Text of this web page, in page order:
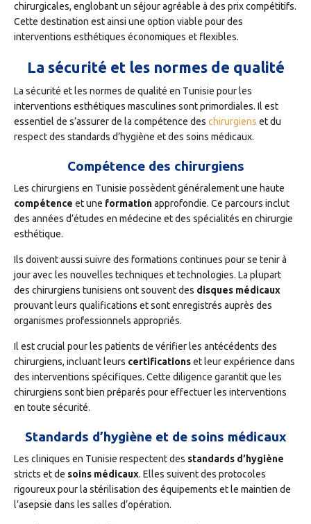
chirurgicales, englobant un séjour agréable à des prix compétitifs.
Cette destination est ainsi une option viable pour des
interventions esthétiques économiques et flexibles.
La sécurité et les normes de qualité
La sécurité et les normes de qualité en Tunisie pour les
interventions esthétiques masculines sont primordiales. Il est
essentiel de s’assurer de la compétence des chirurgiens et du
respect des standards d’hygiène et des soins médicaux.
Compétence des chirurgiens
Les chirurgiens en Tunisie possèdent généralement une haute
compétence et une formationapprofondie. Ce parcours inclut
des années d’études en médecine et des spécialités en chirurgie
esthétique.
Ils doivent aussi suivre des formations continues pour se tenir à
jour avec les nouvelles techniques et technologies. La plupart
des chirurgiens tunisiens ont souvent des disques médicaux
prouvant leurs qualifications et sont enregistrés auprès des
organismes professionnels appropriés.
Il est crucial pour les patients de vérifier les antécédents des
chirurgiens, incluant leurs certificationset leur expérience dans
des interventions spécifiques. Cette diligence garantit que les
chirurgiens sont bien préparés pour effectuer les interventions
en toute sécurité.
Standards d’hygiène et de soins médicaux
Les cliniques en Tunisie respectent des standards d’hygiène
stricts et de soins médicaux. Elles suivent des protocoles
rigoureux pour la stérilisation des équipements et le maintien de
l’asepsie dans les salles d’opération.